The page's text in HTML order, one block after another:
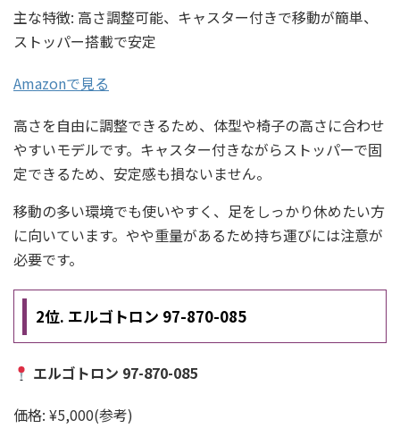
主な特徴: 高さ調整可能、キャスター付きで移動が簡単、
ストッパー搭載で安定
Amazonで見る
高さを自由に調整できるため、体型や椅子の高さに合わせ
やすいモデルです。キャスター付きながらストッパーで固
定できるため、安定感も損ないません。
移動の多い環境でも使いやすく、足をしっかり休めたい方
に向いています。やや重量があるため持ち運びには注意が
必要です。
2位. エルゴトロン 97-870-085
エルゴトロン 97-870-085
価格: ¥5,000(参考)